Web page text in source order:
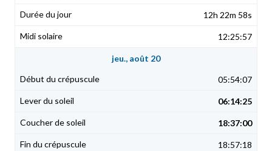
12h 22m 58s
12:25:57
jeu., août 20
05:54:07
06:14:25
18:37:00
18:57:18